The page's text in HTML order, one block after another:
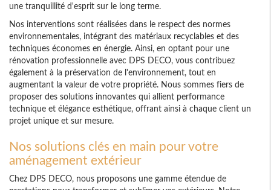
une tranquillité d'esprit sur le long terme.
Nos interventions sont réalisées dans le respect des normes
environnementales, intégrant des matériaux recyclables et des
techniques économes en énergie. Ainsi, en optant pour une
rénovation professionnelle avec DPS DECO, vous contribuez
également à la préservation de l'environnement, tout en
augmentant la valeur de votre propriété. Nous sommes fiers de
proposer des solutions innovantes qui allient performance
technique et élégance esthétique, offrant ainsi à chaque client un
projet unique et sur mesure.
Nos solutions clés en main pour votre
aménagement extérieur
Chez DPS DECO, nous proposons une gamme étendue de